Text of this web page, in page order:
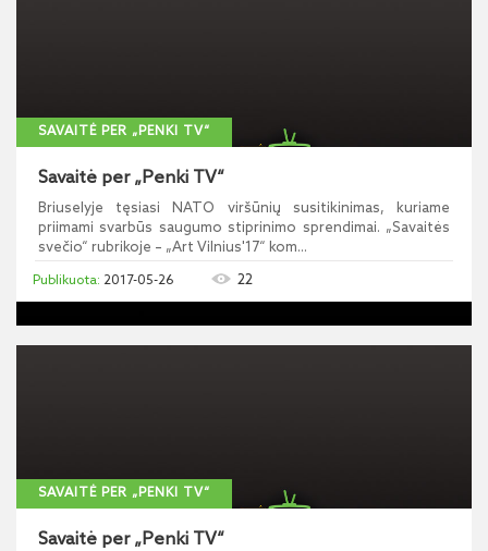
SAVAITĖ PER „PENKI TV“
Savaitė per „Penki TV“
Briuselyje tęsiasi NATO viršūnių susitikinimas, kuriame
priimami svarbūs saugumo stiprinimo sprendimai. „Savaitės
svečio“ rubrikoje – „Art Vilnius'17“ kom...
2017-05-26 22
SAVAITĖ PER „PENKI TV“
Savaitė per „Penki TV“